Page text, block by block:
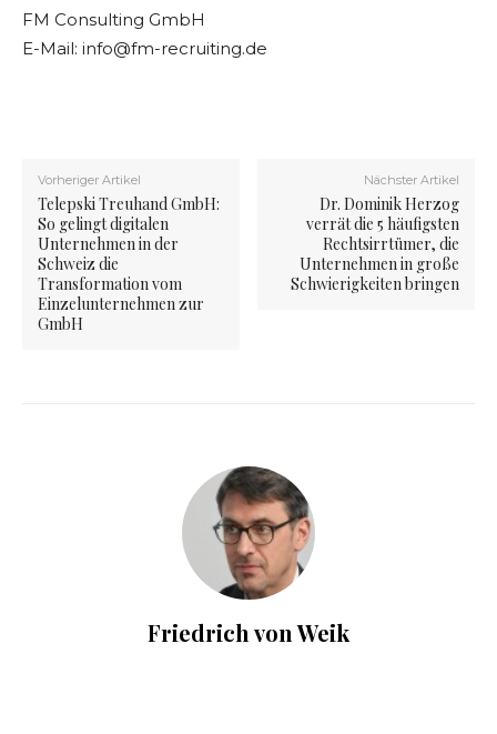
FM Consulting GmbH
E-Mail: info@fm-recruiting.de
Vorheriger Artikel
Telepski Treuhand GmbH:
So gelingt digitalen
Unternehmen in der
Schweiz die
Transformation vom
Einzelunternehmen zur
GmbH
Nächster Artikel
Dr. Dominik Herzog
verrät die 5 häufigsten
Rechtsirrtümer, die
Unternehmen in große
Schwierigkeiten bringen
Friedrich von Weik